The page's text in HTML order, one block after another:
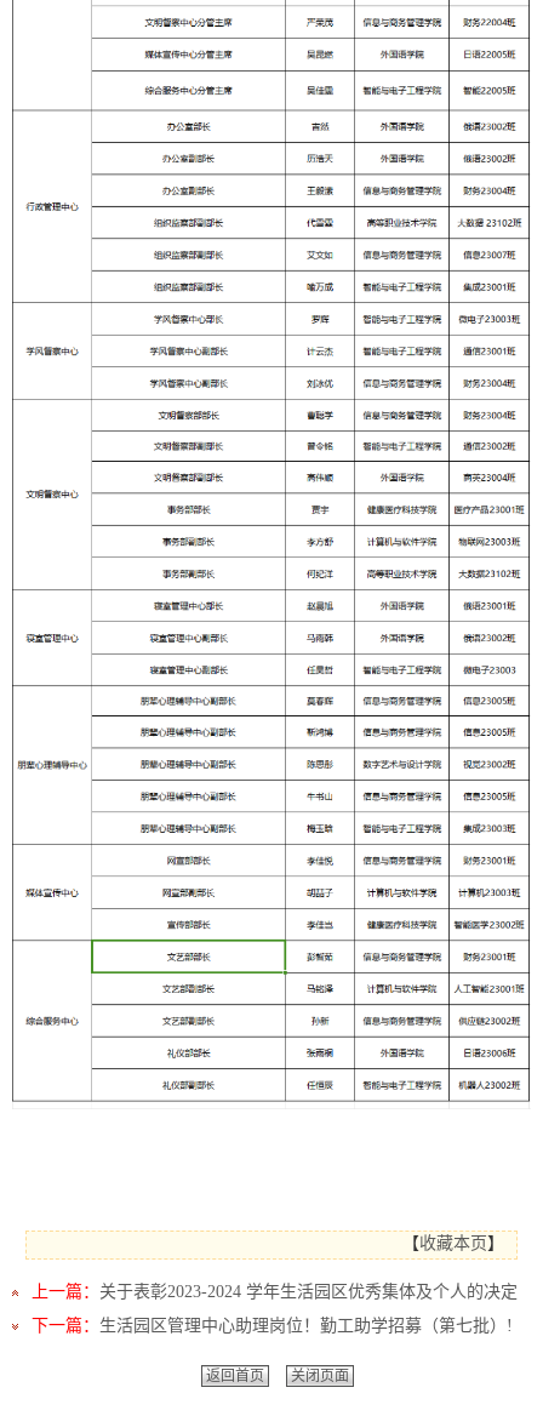
【收藏本页 】
上一篇： 关于表彰2023-2024 学年生活园区优秀集体及个人的决定
下一篇： ​生活园区管理中心助理岗位！勤工助学招募（第七批）!
返回首页 关闭页面